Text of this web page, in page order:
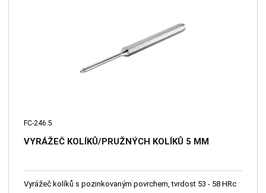
FC-246.5
VYRÁŽEČ KOLÍKŮ/PRUŽNÝCH KOLÍKŮ 5 MM
Vyrážeč kolíků s pozinkovaným povrchem, tvrdost 53 - 58 HRc